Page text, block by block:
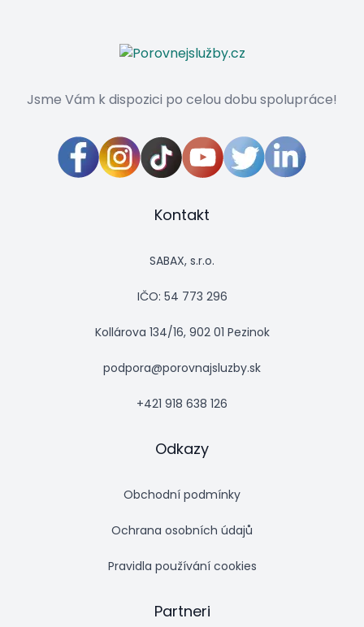
Jsme Vám k dispozici po celou dobu spolupráce!
Kontakt
SABAX, s.r.o.
IČO: 54 773 296
Kollárova 134/16, 902 01 Pezinok
podpora@porovnajsluzby.sk
+421 918 638 126
Odkazy
Obchodní podmínky
Ochrana osobních údajů
Pravidla používání cookies
Partneri